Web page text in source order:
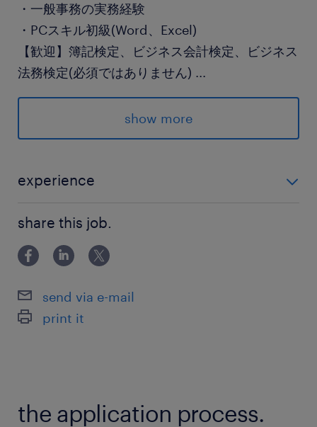
・一般事務の実務経験
・PCスキル初級(Word、Excel)
【歓迎】簿記検定、ビジネス会計検定、ビジネス
法務検定(必須ではありません) ...
健康保険,厚生年金保険,雇用保険,労災保険
待遇・福利厚生
勤続3年以上で退職した場合、退職餞別金制度あ
り
賃金締切日：毎月末日、賃金支払日：毎月20日
休日休暇
暇、有給休暇（初年度付与日数は入社月による、
show more
experience
【歓迎】簿記検定、ビジネス会計検定、ビジネス法務
検定(必須ではありません)
share this job.
send via e-mail
print it
the application process.